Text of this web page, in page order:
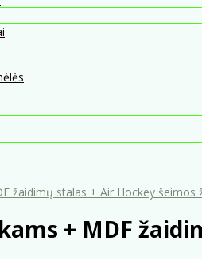
žaidimų stalas + Air Hockey šeimos
+ MDF